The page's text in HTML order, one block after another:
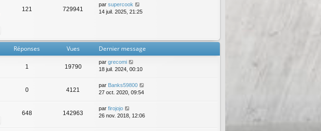
121 729941
par supercook
14 juil. 2025, 21:25
Réponses Vues Dernier message
1 19790
par grecomi
18 juil. 2024, 00:10
0 4121
par Banks59800
27 oct. 2020, 09:54
648 142963
par firojojo
26 nov. 2018, 12:06